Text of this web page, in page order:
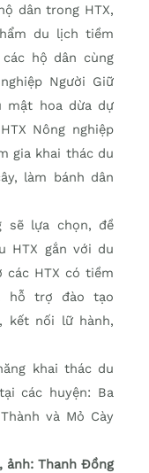
dân trong HTX,
du lịch tiềm
hộ dân cùng
Người Giữ
mật hoa dừa dự
Nông nghiệp
gia khai thác du
làm bánh dân
sẽ lựa chọn, đề
HTX gắn với du
HTX có tiềm
hỗ trợ đào tạo
kết nối lữ hành,
khai thác du
các huyện: Ba
và Mỏ Cày
ảnh: Thanh Đồng